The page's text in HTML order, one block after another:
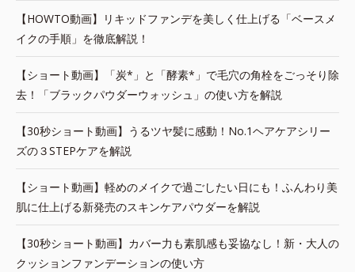
【HOWTO動画】リキッドファンデを美しく仕上げる「ベースメ
イクの手順」を徹底解説！
【ショート動画】「炭*」と「酵素*」で毛穴の角栓をごっそり除
去！「ブラックパウダーウォッシュ」の使い方を解説
【30秒ショート動画】うるツヤ髪に感動！No.1ヘアケアシリー
ズの３STEPケアを解説
【ショート動画】軽めのメイクで過ごしたい日にも！ふんわり美
肌に仕上げる新発売のスキンケアパウダーを解説
【30秒ショート動画】カバー力も素肌感も妥協なし！新・大人の
クッションファンデーションの使い方